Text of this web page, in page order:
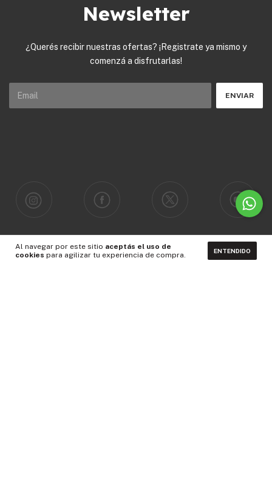
Al navegar por este sitio aceptás el uso de
cookies para agilizar tu experiencia de compra. ENTENDIDO
Newsletter
¿Querés recibir nuestras ofertas? ¡Registrate ya mismo y
comenzá a disfrutarlas!